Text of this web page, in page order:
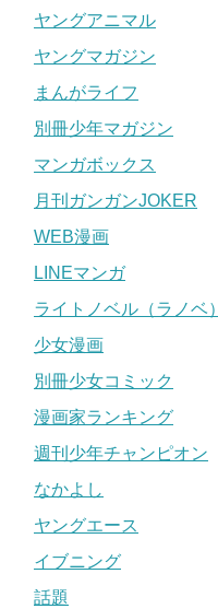
ヤングアニマル
ヤングマガジン
まんがライフ
別冊少年マガジン
マンガボックス
月刊ガンガンJOKER
WEB漫画
LINEマンガ
ライトノベル（ラノベ）
少女漫画
別冊少女コミック
漫画家ランキング
週刊少年チャンピオン
なかよし
ヤングエース
イブニング
話題